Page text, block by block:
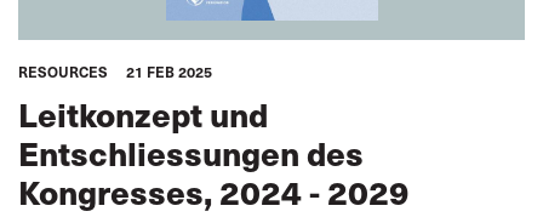
RESOURCES 21 FEB 2025
Leitkonzept und
Entschliessungen des
Kongresses, 2024 - 2029